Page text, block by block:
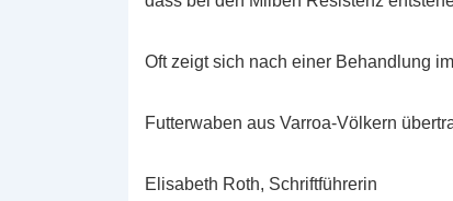
Oft zeigt sich nach einer Behandlung
Futterwaben aus Varroa-Völkern
Elisabeth Roth, Schriftführerin